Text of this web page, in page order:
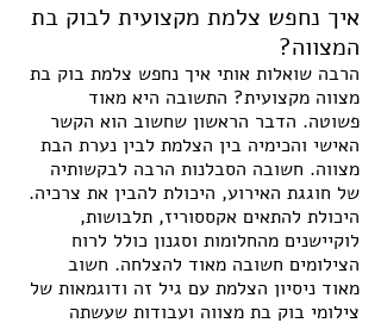
איך נחפש צלמת מקצועית לבוק בת
המצווה?
הרבה שואלות אותי איך נחפש צלמת בוק בת
מצווה מקצועית? התשובה היא מאוד
פשוטה. הדבר הראשון שחשוב הוא הקשר
האישי והכימיה בין הצלמת לבין נערת הבת
מצווה. חשובה הסבלנות הרבה לבקשותיה
של חוגגת האירוע, היכולת להבין את צרכיה.
היכולת להתאים אקססוריז, תלבושות,
לוקיישנים מהחלומות וסגנון כולל לרוח
הצילומים חשובה מאוד להצלחה. חשוב
מאוד ניסיון הצלמת עם גיל זה ודוגמאות של
צילומי בוק בת מצווה ועבודות שעשתה